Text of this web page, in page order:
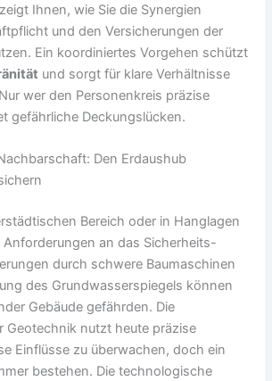
Ihnen, wie Sie die Synergien
und den Versicherungen der
Ein koordiniertes Vorgehen schützt
und sorgt für klare Verhältnisse
wer den Personenkreis präzise
gefährliche Deckungslücken.
Den Erdaushub
Bereich oder in Hanglagen
an das Sicherheits-
durch schwere Baumaschinen
des Grundwasserspiegels können
Gebäude gefährden. Die
Geotechnik nutzt heute präzise
Einflüsse zu überwachen, doch ein
bestehen. Die technologische